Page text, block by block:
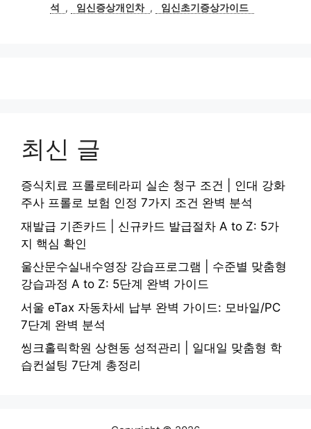
석
, 임신증상개인차 , 임신초기증상가이드
최신 글
증식치료 프롤로테라피 실손 청구 조건 | 인대 강화
주사 프롤로 보험 인정 7가지 조건 완벽 분석
재발급 기존카드 | 신규카드 발급절차 A to Z: 5가
지 핵심 확인
울산문수실내수영장 강습프로그램 | 수준별 맞춤형
강습과정 A to Z: 5단계 완벽 가이드
서울 eTax 자동차세 납부 완벽 가이드: 모바일/PC
7단계 완벽 분석
씽크홀릭학원 상현동 성적관리 | 일대일 맞춤형 학
습컨설팅 7단계 총정리